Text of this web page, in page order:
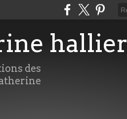
hallier
des